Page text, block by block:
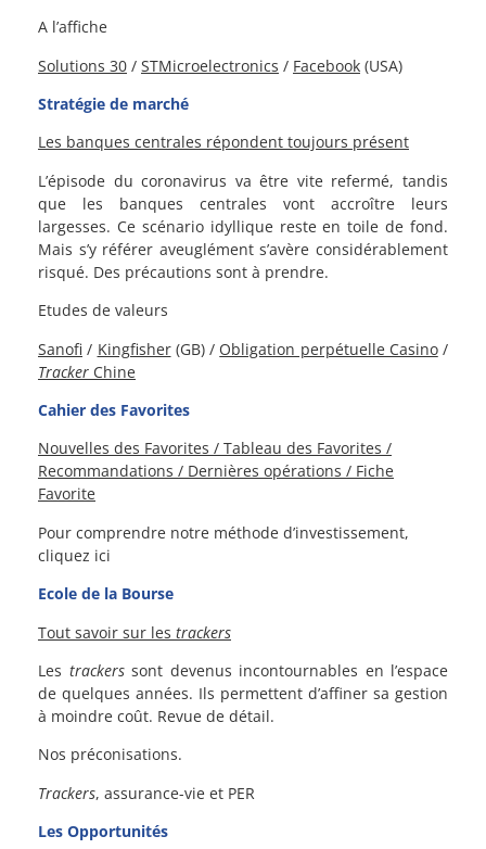
A l’affiche
Solutions 30 / STMicroelectronics / Facebook (USA)
Stratégie de marché
Les banques centrales répondent toujours présent
L’épisode du coronavirus va être vite refermé, tandis
que les banques centrales vont accroître leurs
largesses. Ce scénario idyllique reste en toile de fond.
Mais s’y référer aveuglément s’avère considérablement
risqué. Des précautions sont à prendre.
Etudes de valeurs
Sanofi / Kingfisher(GB) / Obligation perpétuelle Casino/
Tracker Chine
Cahier des Favorites
Nouvelles des Favorites / Tableau des Favorites /
Recommandations / Dernières opérations / Fiche
Favorite
Pour comprendre notre méthode d’investissement,
cliquez ici
Ecole de la Bourse
Tout savoir sur les trackers
Les trackerssont devenus incontournables en l’espace
de quelques années. Ils permettent d’affiner sa gestion
à moindre coût. Revue de détail.
Nos préconisations.
Trackers, assurance-vie et PER
Les Opportunités